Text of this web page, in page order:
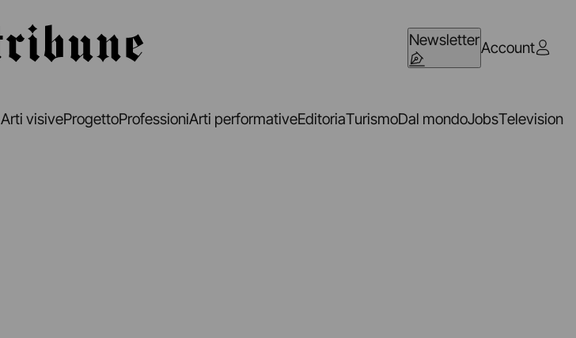
NewsletterAccount
Arti visiveProgettoProfessioniArti performativeEditoriaTurismoDal mondoJobsTelevision